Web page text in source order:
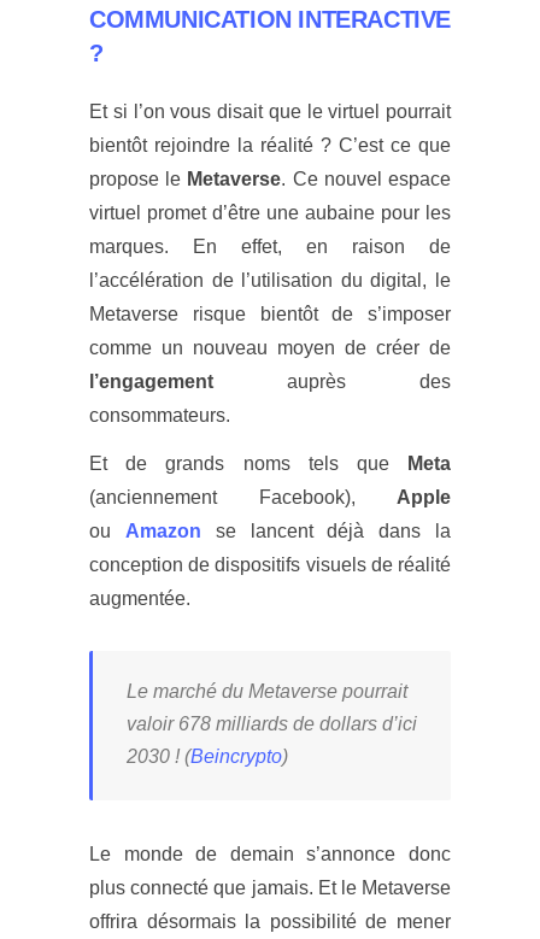
COMMUNICATION INTERACTIVE
?
Et si l’on vous disait que le virtuel pourrait
bientôt rejoindre la réalité ? C’est ce que
propose le Metaverse. Ce nouvel espace
virtuel promet d’être une aubaine pour les
marques. En effet, en raison de
l’accélération de l’utilisation du digital, le
Metaverse risque bientôt de s’imposer
comme un nouveau moyen de créer de
l’engagement auprès des
consommateurs.
Et de grands noms tels que
Meta
(anciennement Facebook), Apple
ou Amazon se lancent déjà dans la
conception de dispositifs visuels de réalité
augmentée.
Le marché du Metaverse pourrait
valoir 678 milliards de dollars d’ici
2030 ! (Beincrypto)
Le monde de demain s’annonce donc
plus connecté que jamais. Et le Metaverse
offrira désormais la possibilité de mener